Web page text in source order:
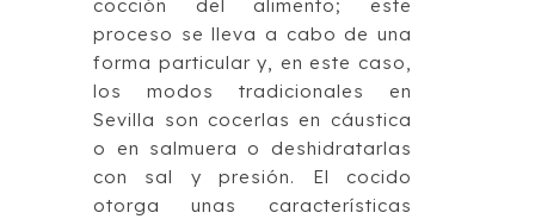
cocción del alimento; este
proceso se lleva a cabo de una
forma particular y, en este caso,
los modos tradicionales en
Sevilla son cocerlas en cáustica
o en salmuera o deshidratarlas
con sal y presión. El cocido
otorga unas características